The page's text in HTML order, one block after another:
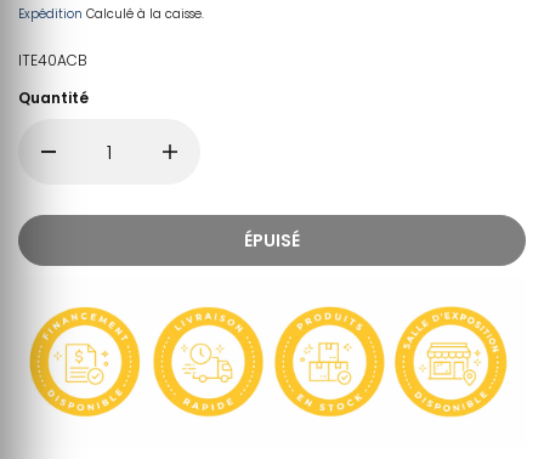
Expédition Calculé à la caisse.
ITE40ACB
Quantité
ÉPUISÉ